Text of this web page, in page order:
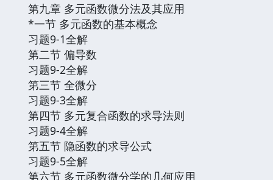
第九章 多元函数微分法及其应用
*一节 多元函数的基本概念
习题9-1全解
第二节 偏导数
习题9-2全解
第三节 全微分
习题9-3全解
第四节 多元复合函数的求导法则
习题9-4全解
第五节 隐函数的求导公式
习题9-5全解
第六节 多元函数微分学的几何应用